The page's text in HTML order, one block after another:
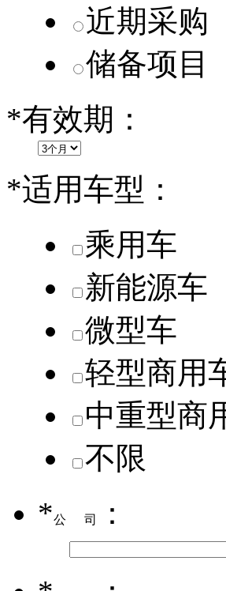
近期采购
储备项目
*有效期：
*适用车型：
乘用车
新能源车
微型车
轻型商用
中重型商
不限
*公司 ：